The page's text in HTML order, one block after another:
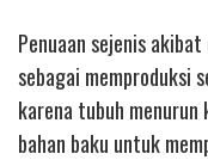
Penuaan sejenis
sebagai memproduksi
karena tubuh menurun
bahan baku untuk